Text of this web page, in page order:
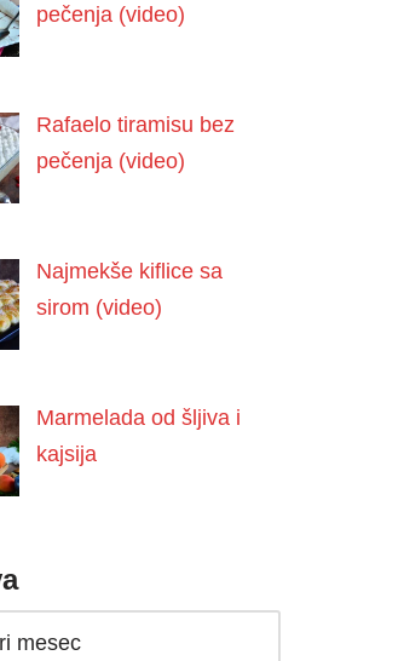
pečenja (video)
Rafaelo tiramisu bez
pečenja (video)
Najmekše kiflice sa
sirom (video)
Marmelada od šljiva i
kajsija